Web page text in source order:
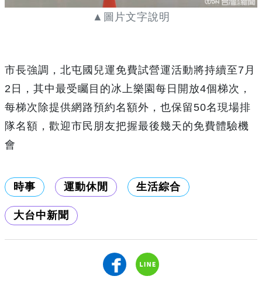
▲圖片文字說明
市長強調，北屯國兒運免費試營運活動將持續至7月
2日，其中最受矚目的冰上樂園每日開放4個梯次，
每梯次除提供網路預約名額外，也保留50名現場排
隊名額，歡迎市民朋友把握最後幾天的免費體驗機
會
時事 運動休閒 生活綜合
大台中新聞